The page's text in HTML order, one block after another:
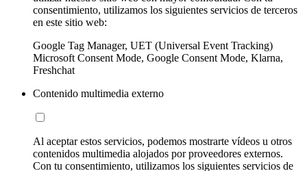
consentimiento, utilizamos los siguientes servicios de terceros
en este sitio web:
Google Tag Manager, UET (Universal Event Tracking)
Microsoft Consent Mode, Google Consent Mode, Klarna,
Freshchat
Contenido multimedia externo
Al aceptar estos servicios, podemos mostrarte vídeos u otros
contenidos multimedia alojados por proveedores externos.
Con tu consentimiento, utilizamos los siguientes servicios de